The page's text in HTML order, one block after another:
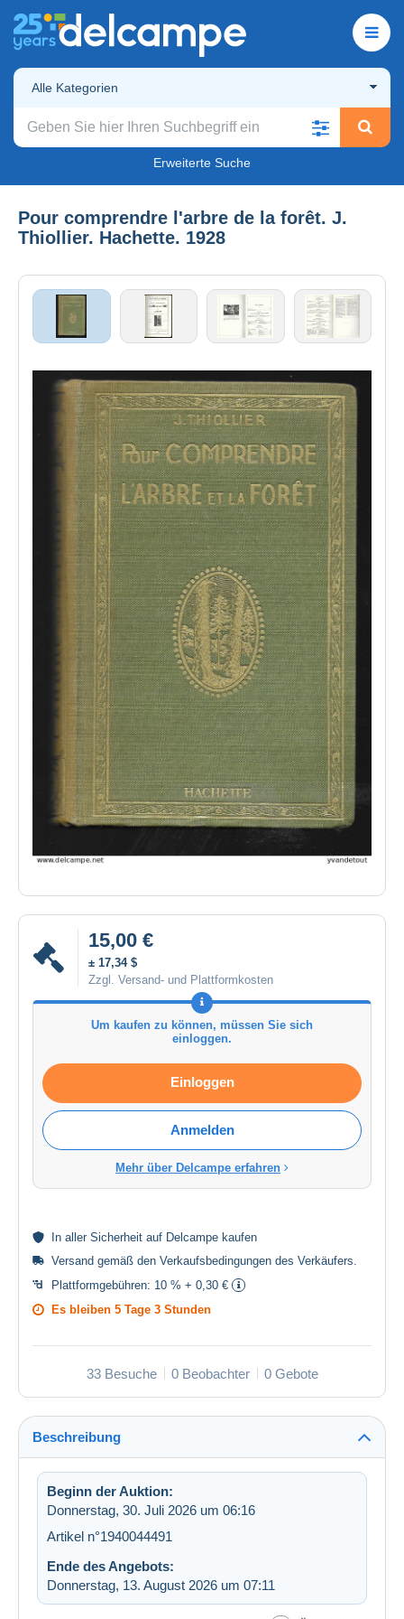
Alle Kategorien
Erweiterte Suche
Pour comprendre l'arbre de la forêt. J.
Thiollier. Hachette. 1928
15,00 €
± 17,34 $
Zzgl. Versand- und Plattformkosten
Um kaufen zu können, müssen Sie sich
einloggen.
Einloggen
Anmelden
Mehr über Delcampe erfahren
In aller Sicherheit auf Delcampe kaufen
Versand gemäß den Verkaufsbedingungen des Verkäufers
Plattformgebühren: 10 % + 0,30 €
Es bleiben 5 Tage 3 Stunden
33 Besuche 0 Beobachter 0 Gebote
Beschreibung
Beginn der Auktion:
Donnerstag, 30. Juli 2026 um 06:16
Artikel n°1940044491
Ende des Angebots:
Donnerstag, 13. August 2026 um 07:11